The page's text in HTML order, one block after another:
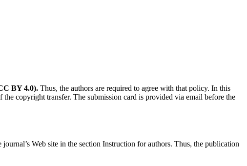
BY 4.0). Thus, the authors are required to agree with that policy. In this
copyright transfer. The submission card is provided via email before the
Web site in the section Instruction for authors. Thus, the publication